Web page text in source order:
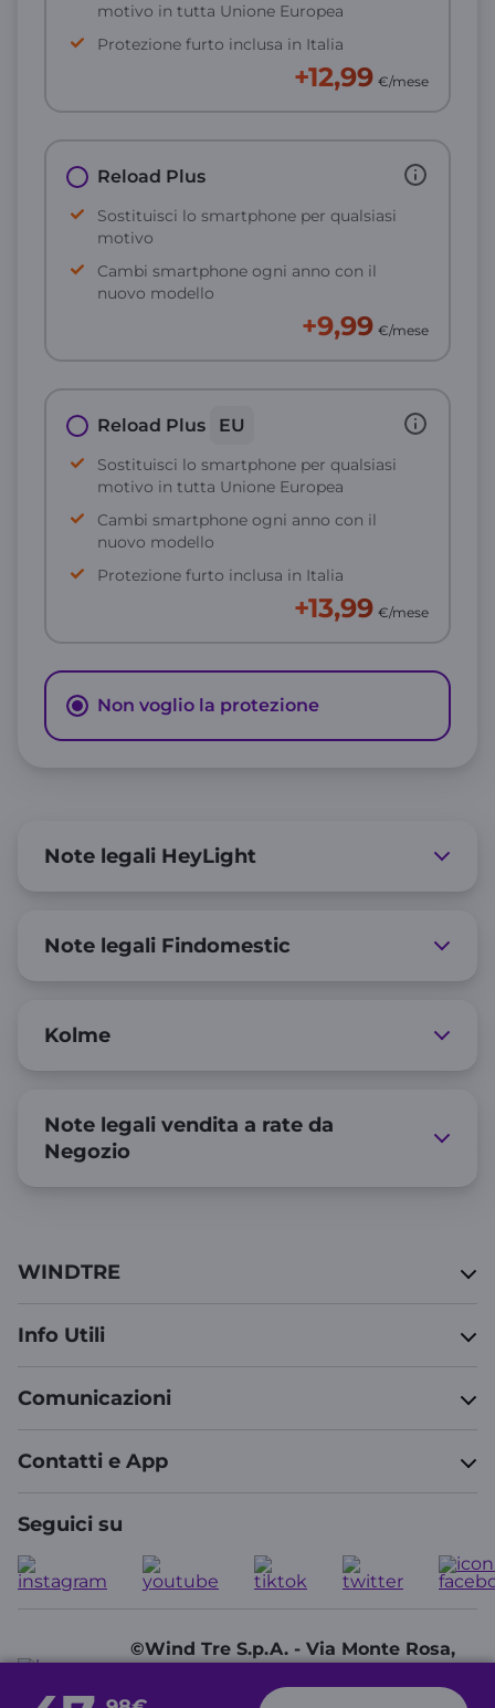
motivo in tutta Unione Europea
Protezione furto inclusa in Italia
+12,99 €/mese
Reload Plus
Sostituisci lo smartphone per qualsiasi
motivo
Cambi smartphone ogni anno con il
nuovo modello
+9,99 €/mese
Reload Plus EU
Sostituisci lo smartphone per qualsiasi
motivo in tutta Unione Europea
Cambi smartphone ogni anno con il
nuovo modello
Protezione furto inclusa in Italia
+13,99 €/mese
Non voglio la protezione
Note legali HeyLight
Note legali Findomestic
Kolme
Note legali vendita a rate da
Negozio
WINDTRE
Info Utili
Comunicazioni
Contatti e App
Seguici su
©Wind Tre S.p.A. - Via Monte Rosa,
13378520152